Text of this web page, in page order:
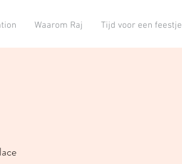
Waarom Raj Tijd voor een feestje